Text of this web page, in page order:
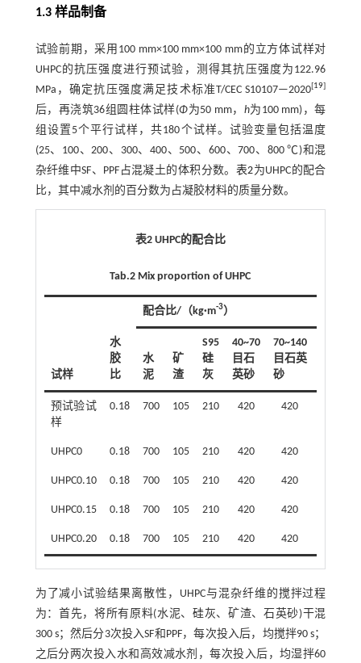
1.3 样品制备
试验前期，采用100 mm×100 mm×100 mm的立方体试样对
UHPC的抗压强度进行预试验，测得其抗压强度为122.96
MPa，确定抗压强度满足技术标准T/CEC S10107—2020 19
后，再浇筑36组圆柱体试样(Φ为50 mm， h为100 mm)，每
组设置5个平行试样，共180个试样。试验变量包括温度
(25、100、200、300、400、500、600、700、800 ℃)和混
杂纤维中SF、PPF占混凝土的体积分数。 表2为UHPC的配合
比，其中减水剂的百分数为占凝胶材料的质量分数。
表2 UHPC的配合比
Tab.2 Mix proportion of UHPC
试样
水
胶
比
配合比/（kg·m-3）
水
泥
矿
渣
S95
硅
灰
40~70
目石
英砂
70~140
目石英
砂
预试验试
样
0.18 700 105 210 420 420
UHPC0 0.18 700 105 210 420 420
UHPC0.10 0.18 700 105 210 420 420
UHPC0.15 0.18 700 105 210 420 420
UHPC0.20 0.18 700 105 210 420 420
为了减小试验结果离散性，UHPC与混杂纤维的搅拌过程
为：首先，将所有原料(水泥、硅灰、矿渣、石英砂)干混
300 s；然后分3次投入SF和PPF，每次投入后，均搅拌90 s；
之后分两次投入水和高效减水剂，每次投入后，均湿拌60